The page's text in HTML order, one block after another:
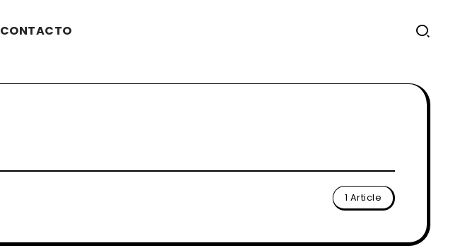
CONTACTO
1 Article